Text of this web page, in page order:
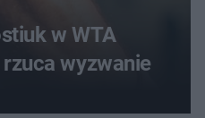
w WTA
wyzwanie